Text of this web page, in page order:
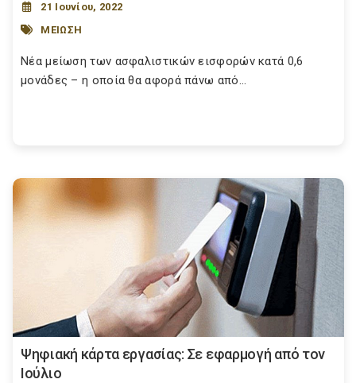
21 Ιουνίου, 2022
ΜΕΙΩΣΗ
Νέα μείωση των ασφαλιστικών εισφορών κατά 0,6
μονάδες – η οποία θα αφορά πάνω από...
Ψηφιακή κάρτα εργασίας: Σε εφαρμογή από τον
Ιούλιο